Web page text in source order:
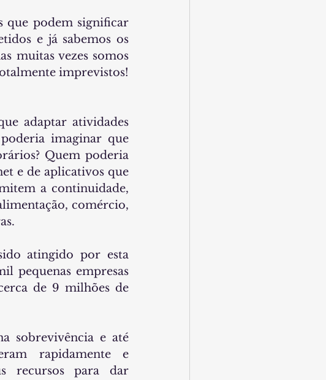
que podem significar
e já sabemos os
muitas vezes somos
imprevistos!
adaptar atividades
imaginar que
Quem poderia
e de aplicativos que
a continuidade,
comércio,
atingido por esta
pequenas empresas
de 9 milhões de
sobrevivência e até
rapidamente e
recursos para dar